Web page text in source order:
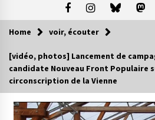
Home voir, écouter
[vidéo, photos] Lancement de
candidate Nouveau Front Populaire
circonscription de la Vienne